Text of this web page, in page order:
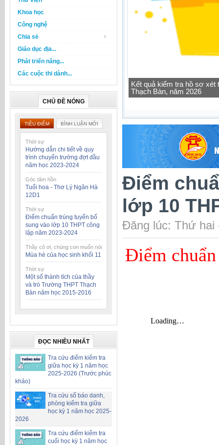
Khoa học
Công nghệ
Chia sẻ
Giáo dục địa...
Phát triển năng...
Các cuộc thi dành...
CHỦ ĐỀ NÓNG
TIÊU ĐIỂM BÌNH LUẬN MỚI
Thời sự
Hướng dẫn chi tiết về quy
trình chuyển trường đợt đầu
năm học 2023-2024
Góc tâm hồn
Tuổi hoa - Thơ Lý Ngân Hà
12D1
Thời sự
Điểm chuẩn trúng tuyển bổ
sung vào lớp 10 THPT công
lập năm 2023-2024
Thầy cô ơi, chúng con muốn nói
Mùa hè của học sinh khối 11
Thời sự
Một số thành tích của thầy
và trò Trường THPT Thạch
Bàn năm học 2015-2016
ĐỌC NHIỀU NHẤT
Tra cứu điểm kiểm tra
giữa học kỳ 1 năm học
2025-2026 (Trước phúc
khảo)
Tra cứu số báo danh,
phòng kiểm tra giữa
học kỳ 1 năm học 2025-
2026
Tra cứu điểm kiểm tra
cuối học kỳ 1 năm học
Tra cứu thông tin lớp học
Điểm
lớp 10
Đăng lúc: Thứ hai
Điểm